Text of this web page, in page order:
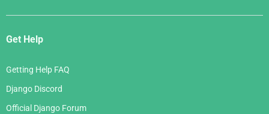
Get Help
Getting Help FAQ
Django Discord
Official Django Forum